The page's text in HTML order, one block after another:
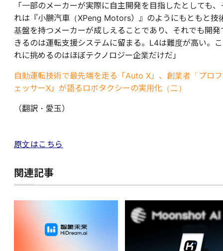
「一部のメーカーが実際に自主開発を目指したとしても、
れは『小鵬汽車（XPeng Motors）』のようにもともと技
基盤を持つメーカーが成しえることであり、それでも開発
きるのは運転支援システムに留まる。L4は難度が高い。こ
れに挑めるのはほぼテクノロジー企業だけだ」
自動運転技術で最先端を走る「Auto X」、創業者「プロフ
ェッサーX」が語るロボタクシーの実用化（二）
（翻訳・愛玉）
原文はこちら
関連記事